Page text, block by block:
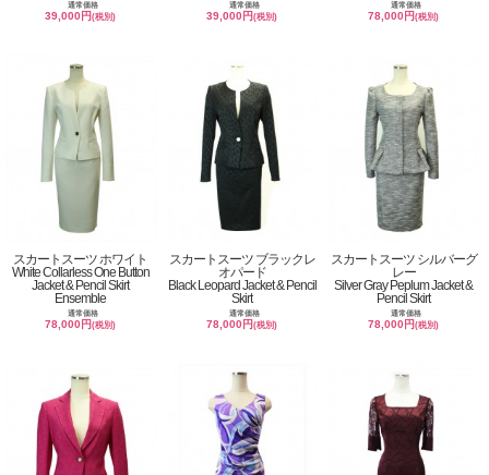
通常価格
39,000円(税別)
通常価格
39,000円(税別)
通常価格
78,000円(税別)
スカートスーツ ホワイト
White Collarless One Button
Jacket & Pencil Skirt
Ensemble
通常価格
78,000円(税別)
スカートスーツ ブラックレ
オパード
Black Leopard Jacket & Pencil
Skirt
通常価格
78,000円(税別)
スカートスーツ シルバーグ
レー
Silver Gray Peplum Jacket &
Pencil Skirt
通常価格
78,000円(税別)